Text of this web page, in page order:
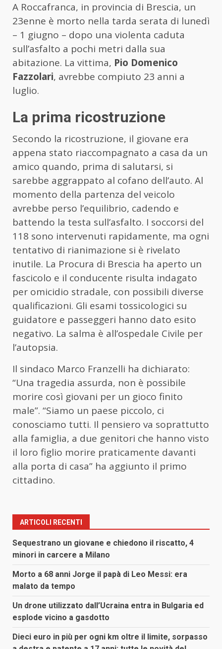
A Roccafranca, in provincia di Brescia, un
23enne è morto nella tarda serata di lunedì
– 1 giugno – dopo una violenta caduta
sull’asfalto a pochi metri dalla sua
abitazione. La vittima, Pio Domenico
Fazzolari, avrebbe compiuto 23 anni a
luglio.
La prima ricostruzione
Secondo la ricostruzione, il giovane era
appena stato riaccompagnato a casa da un
amico quando, prima di salutarsi, si
sarebbe aggrappato al cofano dell’auto. Al
momento della partenza del veicolo
avrebbe perso l’equilibrio, cadendo e
battendo la testa sull’asfalto. I soccorsi del
118 sono intervenuti rapidamente, ma ogni
tentativo di rianimazione si è rivelato
inutile. La Procura di Brescia ha aperto un
fascicolo e il conducente risulta indagato
per omicidio stradale, con possibili diverse
qualificazioni. Gli esami tossicologici su
guidatore e passeggeri hanno dato esito
negativo. La salma è all’ospedale Civile per
l’autopsia.
Il sindaco Marco Franzelli ha dichiarato:
“Una tragedia assurda, non è possibile
morire così giovani per un gioco finito
male”. “Siamo un paese piccolo, ci
conosciamo tutti. Il pensiero va soprattutto
alla famiglia, a due genitori che hanno visto
il loro figlio morire praticamente davanti
alla porta di casa” ha aggiunto il primo
cittadino.
ARTICOLI RECENTI
Sequestrano un giovane e chiedono il riscatto, 4
minori in carcere a Milano
Morto a 68 anni Jorge il papà di Leo Messi: era
malato da tempo
Un drone utilizzato dall’Ucraina entra in Bulgaria ed
esplode vicino a gasdotto
Dieci euro in più per ogni km oltre il limite, sorpasso